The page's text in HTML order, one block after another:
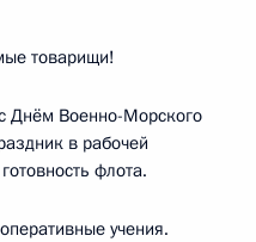
товарищи!
Днём Военно-Морского
в рабочей
флота.
учения.